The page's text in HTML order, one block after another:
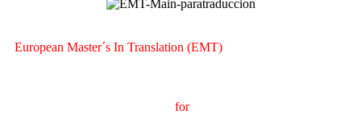
European Master´s In Translation (EMT)
forInternational